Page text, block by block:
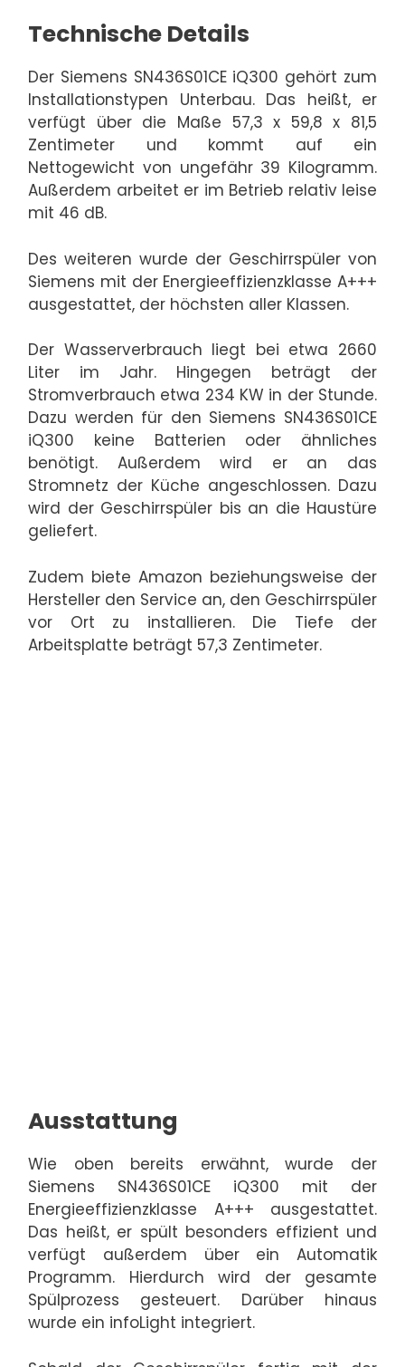
Technische Details
Der Siemens SN436S01CE iQ300 gehört zum
Installationstypen Unterbau. Das heißt, er
verfügt über die Maße 57,3 x 59,8 x 81,5
Zentimeter und kommt auf ein
Nettogewicht von ungefähr 39 Kilogramm.
Außerdem arbeitet er im Betrieb relativ leise
mit 46 dB.
Des weiteren wurde der Geschirrspüler von
Siemens mit der Energieeffizienzklasse A+++
ausgestattet, der höchsten aller Klassen.
Der Wasserverbrauch liegt bei etwa 2660
Liter im Jahr. Hingegen beträgt der
Stromverbrauch etwa 234 KW in der Stunde.
Dazu werden für den Siemens SN436S01CE
iQ300 keine Batterien oder ähnliches
benötigt. Außerdem wird er an das
Stromnetz der Küche angeschlossen. Dazu
wird der Geschirrspüler bis an die Haustüre
geliefert.
Zudem biete Amazon beziehungsweise der
Hersteller den Service an, den Geschirrspüler
vor Ort zu installieren. Die Tiefe der
Arbeitsplatte beträgt 57,3 Zentimeter.
Ausstattung
Wie oben bereits erwähnt, wurde der
Siemens SN436S01CE iQ300 mit der
Energieeffizienzklasse A+++ ausgestattet.
Das heißt, er spült besonders effizient und
verfügt außerdem über ein Automatik
Programm. Hierdurch wird der gesamte
Spülprozess gesteuert. Darüber hinaus
wurde ein infoLight integriert.